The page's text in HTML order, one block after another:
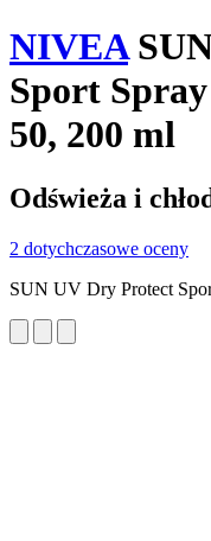
NIVEA
Sport
50, 200 ml
Odświeża i
2 dotychczasowe oceny
SUN UV Dry Protect